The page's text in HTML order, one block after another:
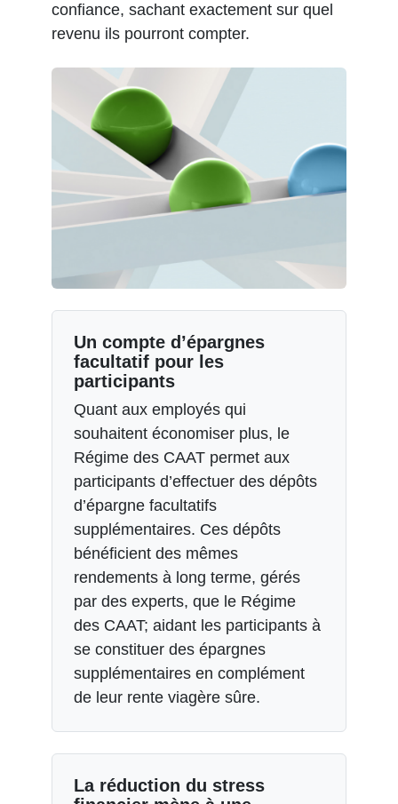
confiance, sachant exactement sur quel
revenu ils pourront compter.
Un compte d’épargnes
facultatif pour les
participants
Quant aux employés qui
souhaitent économiser plus, le
Régime des CAAT permet aux
participants d’effectuer des dépôts
d’épargne facultatifs
supplémentaires. Ces dépôts
bénéficient des mêmes
rendements à long terme, gérés
par des experts, que le Régime
des CAAT; aidant les participants à
se constituer des épargnes
supplémentaires en complément
de leur rente viagère sûre.
La réduction du stress